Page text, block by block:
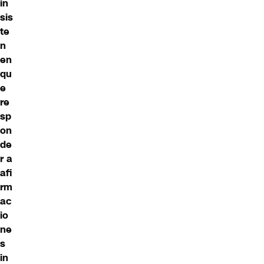
in
sis
te
n
en
qu
e
re
sp
on
de
r a
afi
rm
ac
io
ne
s
in